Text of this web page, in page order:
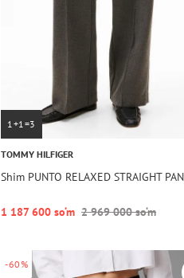
1+1=3
TOMMY HILFIGER
Shim PUNTO RELAXED STRAIGHT
1 187 600 so‘m 2 969 000 so‘m
-60%